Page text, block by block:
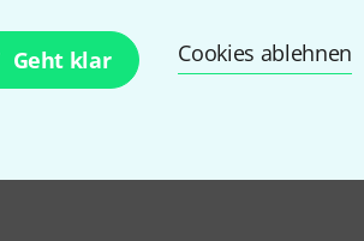
Geht klar Cookies ablehnen